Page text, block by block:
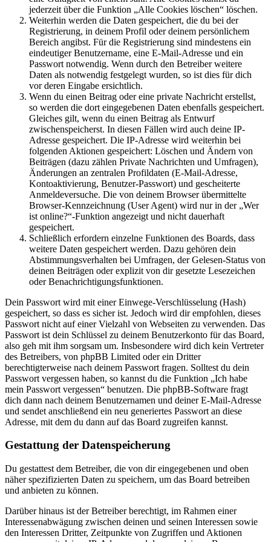
jederzeit über die Funktion „Alle Cookies löschen“ löschen.
Weiterhin werden die Daten gespeichert, die du bei der
Registrierung, in deinem Profil oder deinem persönlichem
Bereich angibst. Für die Registrierung sind mindestens ein
eindeutiger Benutzername, eine E-Mail-Adresse und ein
Passwort notwendig. Wenn durch den Betreiber weitere
Daten als notwendig festgelegt wurden, so ist dies für dich
vor deren Eingabe ersichtlich.
Wenn du einen Beitrag oder eine private Nachricht erstellst,
so werden die dort eingegebenen Daten ebenfalls gespeichert.
Gleiches gilt, wenn du einen Beitrag als Entwurf
zwischenspeicherst. In diesen Fällen wird auch deine IP-
Adresse gespeichert. Die IP-Adresse wird weiterhin bei
folgenden Aktionen gespeichert: Löschen und Ändern von
Beiträgen (dazu zählen Private Nachrichten und Umfragen),
Änderungen an zentralen Profildaten (E-Mail-Adresse,
Kontoaktivierung, Benutzer-Passwort) und gescheiterte
Anmeldeversuche. Die von deinem Browser übermittelte
Browser-Kennzeichnung (User Agent) wird nur in der „Wer
ist online?“-Funktion angezeigt und nicht dauerhaft
gespeichert.
Schließlich erfordern einzelne Funktionen des Boards, dass
weitere Daten gespeichert werden. Dazu gehören dein
Abstimmungsverhalten bei Umfragen, der Gelesen-Status von
deinen Beiträgen oder explizit von dir gesetzte Lesezeichen
oder Benachrichtigungsfunktionen.
Dein Passwort wird mit einer Einwege-Verschlüsselung (Hash)
gespeichert, so dass es sicher ist. Jedoch wird dir empfohlen, dieses
Passwort nicht auf einer Vielzahl von Webseiten zu verwenden. Das
Passwort ist dein Schlüssel zu deinem Benutzerkonto für das Board,
also geh mit ihm sorgsam um. Insbesondere wird dich kein Vertreter
des Betreibers, von phpBB Limited oder ein Dritter
berechtigterweise nach deinem Passwort fragen. Solltest du dein
Passwort vergessen haben, so kannst du die Funktion „Ich habe
mein Passwort vergessen“ benutzen. Die phpBB-Software fragt
dich dann nach deinem Benutzernamen und deiner E-Mail-Adresse
und sendet anschließend ein neu generiertes Passwort an diese
Adresse, mit dem du dann auf das Board zugreifen kannst.
Gestattung der Datenspeicherung
Du gestattest dem Betreiber, die von dir eingegebenen und oben
näher spezifizierten Daten zu speichern, um das Board betreiben
und anbieten zu können.
Darüber hinaus ist der Betreiber berechtigt, im Rahmen einer
Interessenabwägung zwischen deinen und seinen Interessen sowie
den Interessen Dritter, Zeitpunkte von Zugriffen und Aktionen